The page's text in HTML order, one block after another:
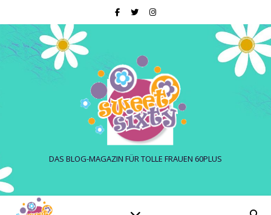
DAS BLOG-MAGAZIN FÜR TOLLE FRAUEN 60PLUS